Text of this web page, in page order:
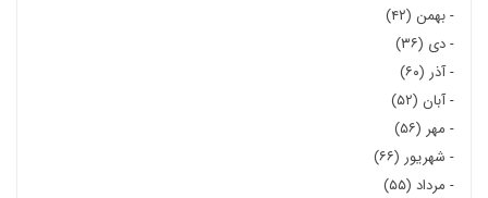
-بهمن (۴۲)
-دی (۳۶)
-آذر (۶۰)
-آبان (۵۲)
- مهر (۵۶)
- شهریور (۶۶)
- مرداد (۵۵)